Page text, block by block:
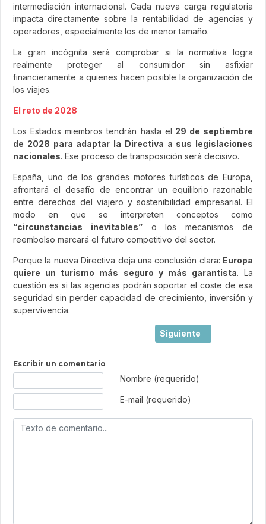
intermediación internacional. Cada nueva carga regulatoria
impacta directamente sobre la rentabilidad de agencias y
operadores, especialmente los de menor tamaño.
La gran incógnita será comprobar si la normativa logra
realmente proteger al consumidor sin asfixiar
financieramente a quienes hacen posible la organización de
los viajes.
El reto de 2028
Los Estados miembros tendrán hasta el 29 de septiembre
de 2028 para adaptar la Directiva a sus legislaciones
nacionales. Ese proceso de transposición será decisivo.
España, uno de los grandes motores turísticos de Europa,
afrontará el desafío de encontrar un equilibrio razonable
entre derechos del viajero y sostenibilidad empresarial. El
modo en que se interpreten conceptos como
“circunstancias inevitables”o los mecanismos de
reembolso marcará el futuro competitivo del sector.
Porque la nueva Directiva deja una conclusión clara: Europa
quiere un turismo más seguro y más garantista. La
cuestión es si las agencias podrán soportar el coste de esa
seguridad sin perder capacidad de crecimiento, inversión y
supervivencia.
Artículo siguiente:
Siguiente
Escribir un comentario
Nombre (requerido)
E-mail (requerido)